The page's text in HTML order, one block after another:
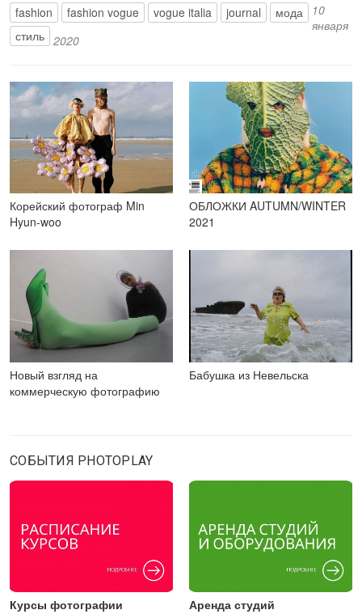
fashion fashion vogue vogue italia journal
мода
стиль
10
января
2020
Корейский фотограф Min
Hyun-woo
ОБЛОЖКИ AUTUMN/WINTER
2021
Новый взгляд на
коммерческую фотографию
Бабушка из Невельска
СОБЫТИЯ PHOTOPLAY
Курсы фотографии Аренда студий